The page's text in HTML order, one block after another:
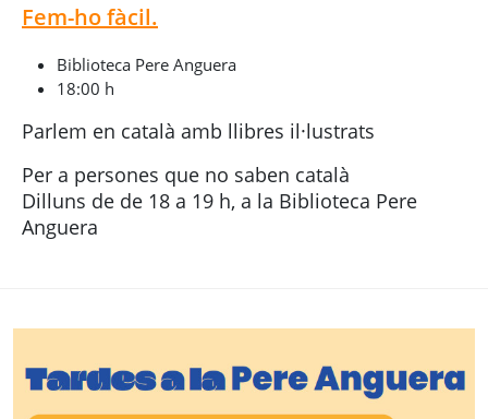
Fem-ho fàcil.
Biblioteca Pere Anguera
18:00 h
Parlem en català amb llibres il·lustrats
Per a persones que no saben català
Dilluns de de 18 a 19 h, a la Biblioteca Pere
Anguera